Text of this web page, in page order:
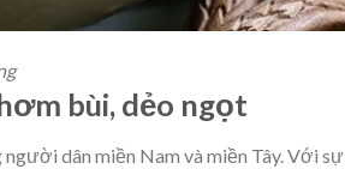
bùi, dẻo ngọt
dân miền Nam và miền Tây. Với sự